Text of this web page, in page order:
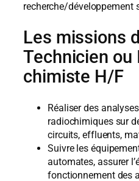
recherche/développement
Les missions
Technicien ou
chimiste H/F
Réaliser des
radiochimiques sur
circuits, effluents,
Suivre les
automates, assurer
fonctionnement des